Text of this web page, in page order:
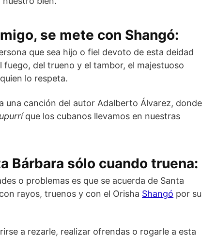
se mete con Shangó:
que sea hijo o fiel devoto de esta deidad
del trueno y el tambor, el majestuoso
lo respeta.
una canción del autor Adalberto Álvarez, donde
que los cubanos llevamos en nuestras
Bárbara sólo cuando truena:
o problemas es que se acuerda de Santa
rayos, truenos y con el Orisha Shangó por su
a rezarle, realizar ofrendas o rogarle a esta